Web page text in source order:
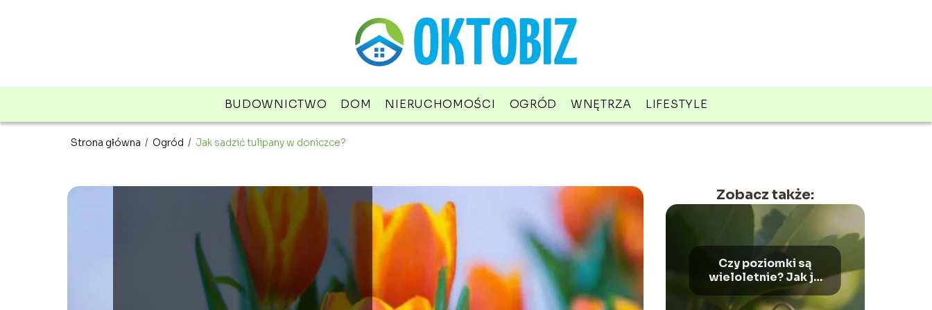
BUDOWNICTWO DOM NIERUCHOMOŚCI OGRÓD WNĘTRZA LIFESTYLE
Strona główna / Ogród / Jak sadzić tulipany w doniczce?
Zobacz także:
Czy poziomki są
wieloletnie? Jak je
sadzić i
pielęgnować?